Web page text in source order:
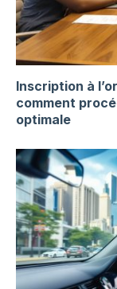
Inscription à
comment
optimale